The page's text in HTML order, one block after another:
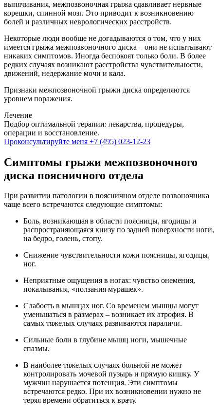
выпячивания, межпозвоночная грыжа сдавливает нервные
корешки, спинной мозг. Это приводит к возникновению
болей и различных неврологических расстройств.
Некоторые люди вообще не догадываются о том, что у них
имеется грыжа межпозвоночного диска – они не испытывают
никаких симптомов. Иногда беспокоят только боли. В более
редких случаях возникают расстройства чувствительности,
движений, недержание мочи и кала.
Признаки межпозвоночной грыжи диска определяются
уровнем поражения.
Лечение
Подбор оптимальной терапии: лекарства, процедуры,
операции и восстановление.
Проконсультируйте меня +7 (495) 023-12-23
Симптомы грыжи межпозвоночного
диска поясничного отдела
При развитии патологии в поясничном отделе позвоночника
чаще всего встречаются следующие симптомы:
Боль, возникающая в области поясницы, ягодицы и
распространяющаяся книзу по задней поверхности ноги,
на бедро, голень, стопу.
Снижение чувствительности кожи поясницы, ягодицы,
ног.
Неприятные ощущения в ногах: чувство онемения,
покалывания, «ползания мурашек».
Слабость в мышцах ног. Со временем мышцы могут
уменьшаться в размерах – возникает их атрофия. В
самых тяжелых случаях развиваются параличи.
Сильные боли в глубине мышц ноги, мышечные
спазмы.
В наиболее тяжелых случаях больной не может
контролировать мочевой пузырь и прямую кишку. У
мужчин нарушается потенция. Эти симптомы
встречаются редко. При их возникновении нужно не
теряя времени обратиться к врачу.